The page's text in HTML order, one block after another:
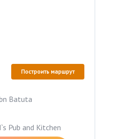
Построить маршрут
Batuta
Pub and Kitchen